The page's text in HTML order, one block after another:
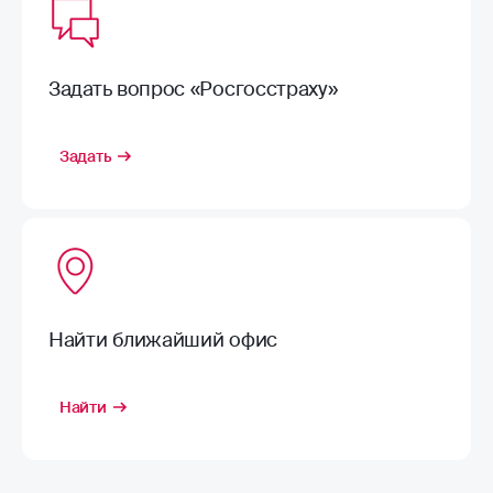
Задать вопрос «Росгосстраху»
Задать
Найти ближайший офис
Найти